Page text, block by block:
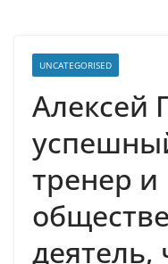
UNCATEGORISED
Алексей
тренер и
деятель,